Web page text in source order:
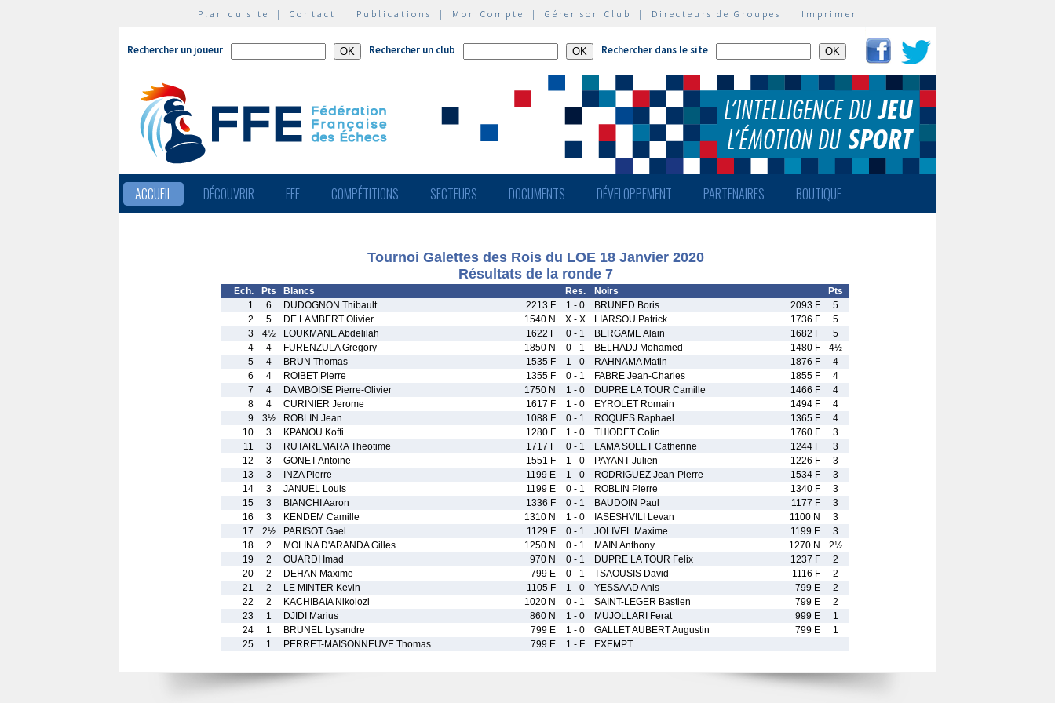
Plan du site | Contact | Publications | Mon Compte | Gérer son Club | Directeurs de Groupes | Imprimer
Rechercher un joueur Rechercher un club Rechercher dans le site
ACCUEIL DÉCOUVRIR FFE COMPÉTITIONS SECTEURS DOCUMENTS DÉVELOPPEMENT PARTENAIRES BOUTIQUE
Tournoi Galettes des Rois du LOE 18 Janvier 2020
Résultats de la ronde 7
Ech. Pts Blancs Res. Noirs
Pts
1
6 DUDOGNON Thibault 2213 F 1 - 0 BRUNED Boris 2093 F
5
2
5 DE LAMBERT Olivier 1540 N X - X LIARSOU Patrick 1736 F
5
3
4½ LOUKMANE Abdelilah 1622 F 0 - 1 BERGAME Alain 1682 F
5
4
4 FURENZULA Gregory 1850 N 0 - 1 BELHADJ Mohamed 1480 F
4½
5
4 BRUN Thomas 1535 F 1 - 0 RAHNAMA Matin 1876 F
4
6
4 ROIBET Pierre 1355 F 0 - 1 FABRE Jean-Charles 1855 F
4
7
4 DAMBOISE Pierre-Olivier 1750 N 1 - 0 DUPRE LA TOUR Camille 1466 F
4
8
4 CURINIER Jerome 1617 F 1 - 0 EYROLET Romain 1494 F
4
9
3½ ROBLIN Jean 1088 F 0 - 1 ROQUES Raphael 1365 F
4
10
3 KPANOU Koffi 1280 F 1 - 0 THIODET Colin 1760 F
3
11
3 RUTAREMARA Theotime 1717 F 0 - 1 LAMA SOLET Catherine 1244 F
3
12
3 GONET Antoine 1551 F 1 - 0 PAYANT Julien 1226 F
3
13
3 INZA Pierre 1199 E 1 - 0 RODRIGUEZ Jean-Pierre 1534 F
3
14
3 JANUEL Louis 1199 E 0 - 1 ROBLIN Pierre 1340 F
3
15
3 BIANCHI Aaron 1336 F 0 - 1 BAUDOIN Paul 1177 F
3
16
3 KENDEM Camille 1310 N 1 - 0 IASESHVILI Levan 1100 N
3
17
2½ PARISOT Gael 1129 F 0 - 1 JOLIVEL Maxime 1199 E
3
18
2 MOLINA D'ARANDA Gilles 1250 N 0 - 1 MAIN Anthony 1270 N
2½
19
2 OUARDI Imad 970 N 0 - 1 DUPRE LA TOUR Felix 1237 F
2
20
2 DEHAN Maxime 799 E 0 - 1 TSAOUSIS David 1116 F
2
21
2 LE MINTER Kevin 1105 F 1 - 0 YESSAAD Anis 799 E
2
22
2 KACHIBAIA Nikolozi 1020 N 0 - 1 SAINT-LEGER Bastien 799 E
2
23
1 DJIDI Marius 860 N 1 - 0 MUJOLLARI Ferat 999 E
1
24
1 BRUNEL Lysandre 799 E 1 - 0 GALLET AUBERT Augustin 799 E
1
25
1 PERRET-MAISONNEUVE Thomas 799 E 1 - F EXEMPT